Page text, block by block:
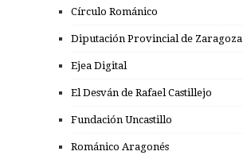
Círculo Románico
Diputación Provincial de Zaragoza
Ejea Digital
El Desván de Rafael Castillejo
Fundación Uncastillo
Románico Aragonés